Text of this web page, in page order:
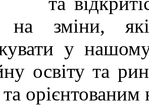
на зміни,
у
освіту та